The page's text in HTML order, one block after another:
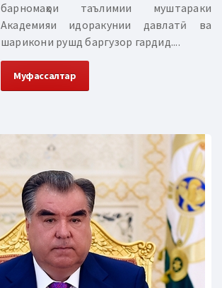
барномаҳои таълимии муштараки
Академияи идоракунии давлатӣ ва
шарикони рушд баргузор гардид....
Муфассалтар